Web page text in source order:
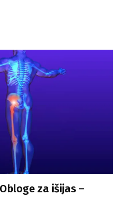
za išijas –